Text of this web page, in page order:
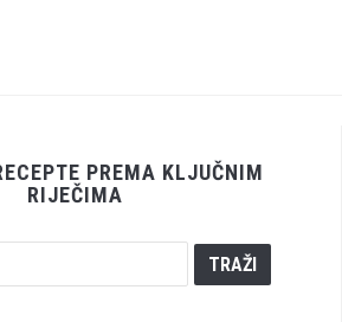
PREMA KLJUČNIM
RIJEČIMA